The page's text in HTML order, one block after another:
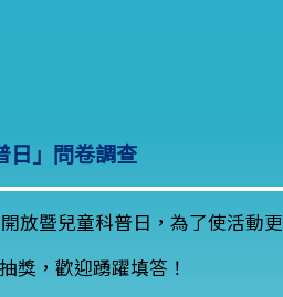
日」問卷調查
放暨兒童科普日，為了使活動
獎，歡迎踴躍填答！